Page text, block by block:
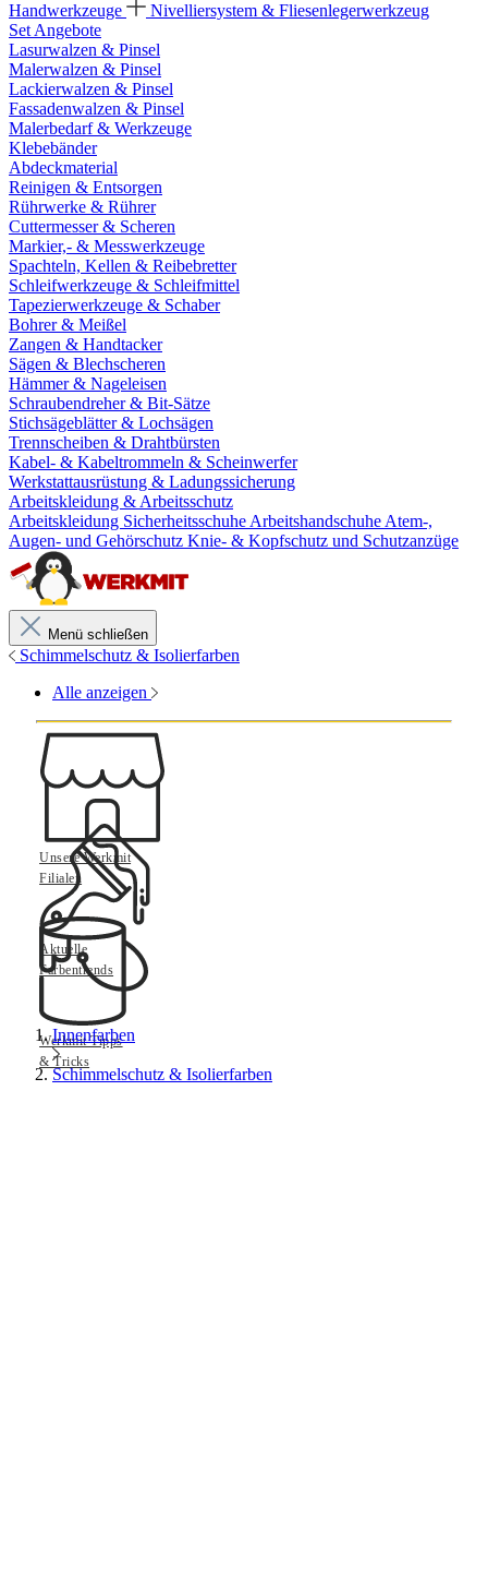
Handwerkzeuge
Nivelliersystem & Fliesenlegerwerkzeug
Set Angebote
Lasurwalzen & Pinsel
Malerwalzen & Pinsel
Lackierwalzen & Pinsel
Fassadenwalzen & Pinsel
Malerbedarf & Werkzeuge
Klebebänder
Abdeckmaterial
Reinigen & Entsorgen
Rührwerke & Rührer
Cuttermesser & Scheren
Markier,- & Messwerkzeuge
Spachteln, Kellen & Reibebretter
Schleifwerkzeuge & Schleifmittel
Tapezierwerkzeuge & Schaber
Bohrer & Meißel
Zangen & Handtacker
Sägen & Blechscheren
Hämmer & Nageleisen
Schraubendreher & Bit-Sätze
Stichsägeblätter & Lochsägen
Trennscheiben & Drahtbürsten
Kabel- & Kabeltrommeln & Scheinwerfer
Werkstattausrüstung & Ladungssicherung
Arbeitskleidung & Arbeitsschutz
Arbeitskleidung Sicherheitsschuhe Arbeitshandschuhe Atem-,
Augen- und Gehörschutz Knie- & Kopfschutz und Schutzanzüge
Menü schließen
Schimmelschutz & Isolierfarben
Alle anzeigen
Unsere Werkmit
Filialen
Aktuelle
Farbentrends
Werkmit Tipps
& Tricks
Innenfarben
Schimmelschutz & Isolierfarben